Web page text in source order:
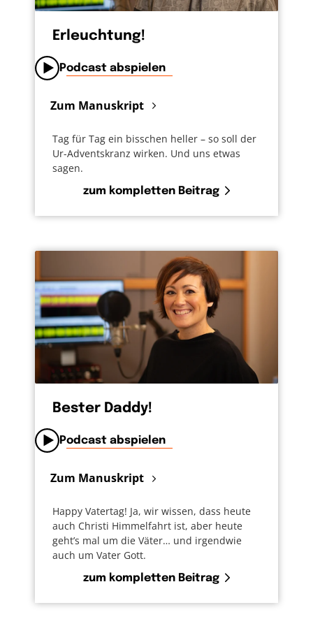
Erleuchtung!
Podcast abspielen
Zum Manuskript
Tag für Tag ein bisschen heller – so soll der
Ur-Adventskranz wirken. Und uns etwas
sagen.
zum kompletten Beitrag
Bester Daddy!
Podcast abspielen
Zum Manuskript
Happy Vatertag! Ja, wir wissen, dass heute
auch Christi Himmelfahrt ist, aber heute
geht’s mal um die Väter… und irgendwie
auch um Vater Gott.
zum kompletten Beitrag